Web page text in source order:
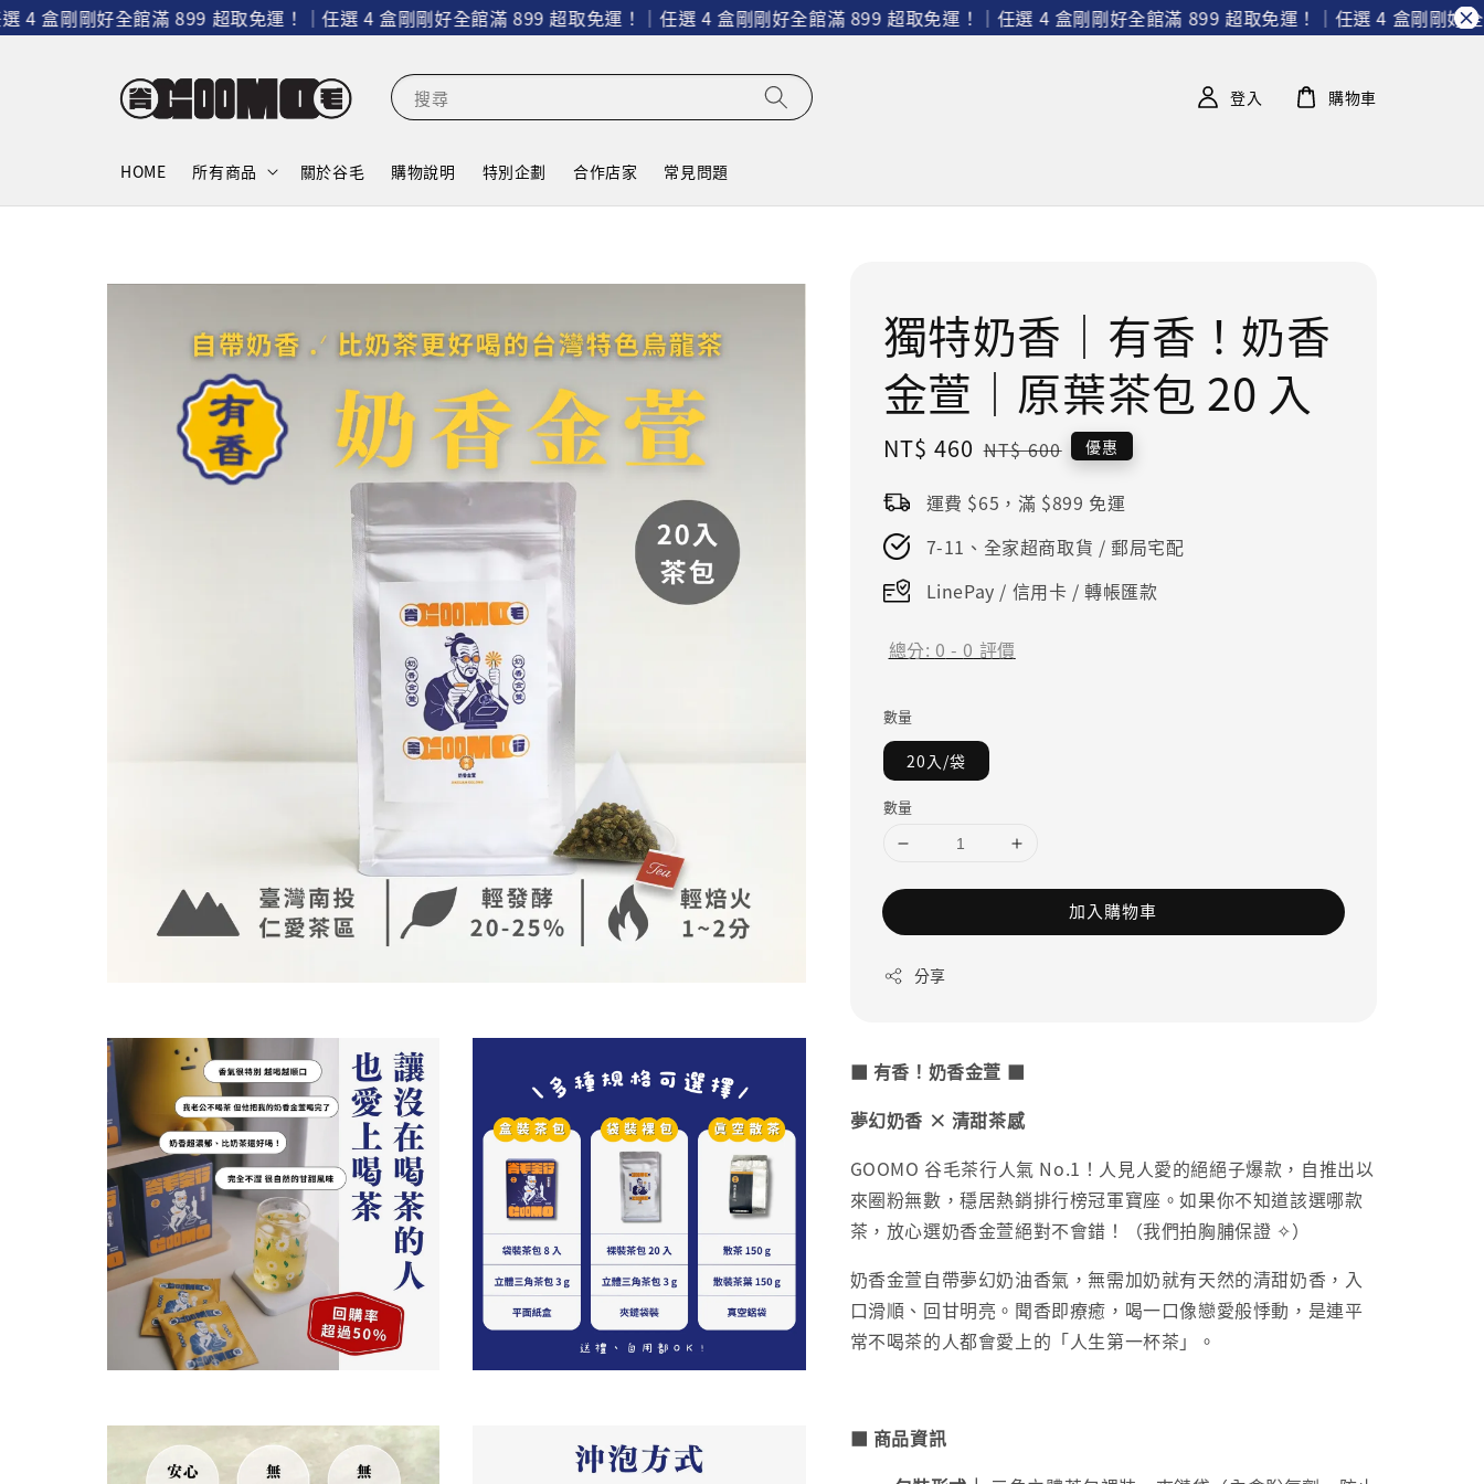
盒剛剛好全館滿 899 超取免運！｜任選 4 盒剛剛好全館滿 899 超取免運！｜任選 4 盒剛剛好全館滿 899 超取免運！｜任選 4 盒剛剛好全館滿 899 超取免運！｜任選 4 盒剛剛好全館
搜尋
HOME 所有商品 關於谷毛 購物說明 特別企劃 合作店家 常見問題
登入 購物車
獨特奶香｜有香！奶香
金萱｜原葉茶包 20 入
Sale
NT$ 460 Regular
NT$ 600 優惠
運費 $65，滿 $899 免運
7-11、全家超商取貨 / 郵局宅配
LinePay / 信用卡 / 轉帳匯款
總分: 0 - 0 評價
數量
20入/袋
數量
加入購物車
分享
■ 有香！奶香金萱 ■
夢幻奶香 × 清甜茶感
GOOMO 谷毛茶行人氣 No.1！人見人愛的絕絕子爆款，自推出以
來圈粉無數，穩居熱銷排行榜冠軍寶座。如果你不知道該選哪款
茶，放心選奶香金萱絕對不會錯！（我們拍胸脯保證 ✧）
奶香金萱自帶夢幻奶油香氣，無需加奶就有天然的清甜奶香，入
口滑順、回甘明亮。聞香即療癒，喝一口像戀愛般悸動，是連平
常不喝茶的人都會愛上的「人生第一杯茶」。
■ 商品資訊